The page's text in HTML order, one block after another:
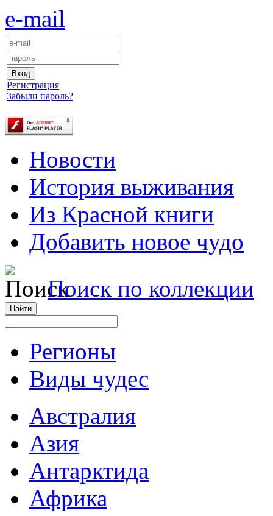
e-mail
Регистрация
Забыли пароль?
Новости
История выживания
Из Красной книги
Добавить новое чудо
Поиск по коллекции
Регионы
Виды чудес
Австралия
Азия
Антарктида
Африка